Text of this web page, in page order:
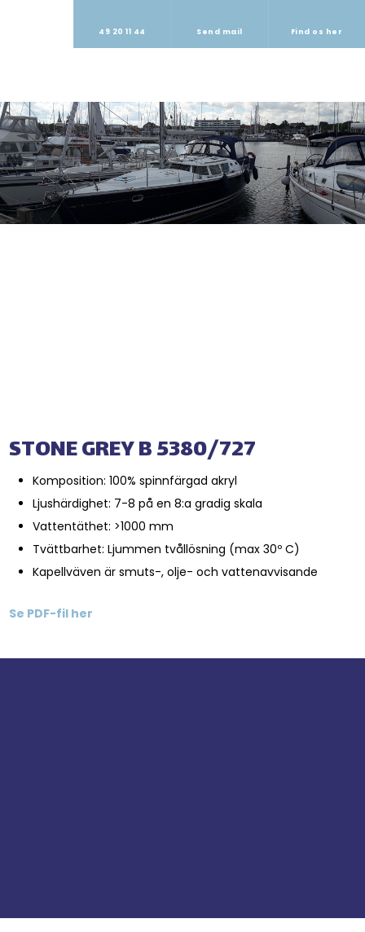
49 20 11 44 Send mail Find os her
STONE GREY B 5380/727
Komposition: 100% spinnfärgad akryl
Ljushärdighet: 7-8 på en 8:a gradig skala
Vattentäthet: >1000 mm
Tvättbarhet: Ljummen tvållösning (max 30º C)
Kapellväven är smuts-, olje- och vattenavvisande
Se PDF-fil her​